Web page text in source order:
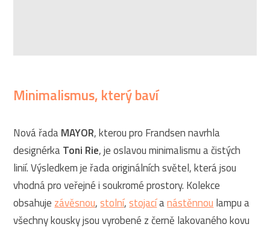
Minimalismus, který baví
Nová řadaMAYOR, kterou pro Frandsen navrhla
designérkaToni Rie, je oslavou minimalismu a čistých
linií. Výsledkem je řada originálních světel, která jsou
vhodná pro veřejné i soukromé prostory. Kolekce
obsahuje závěsnou,stolní,stojacíanástěnnou lampu a
všechny kousky jsou vyrobené z černě lakovaného kovu